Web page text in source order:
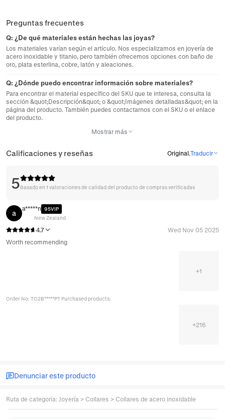
Preguntas frecuentes
Q: ¿De qué materiales están hechas las joyas?
Los materiales varían según el artículo. Nos especializamos en joyería de
acero inoxidable y titanio, pero también ofrecemos opciones con baño de
oro, plata esterlina, cobre, latón y aleaciones.
Q: ¿Dónde puedo encontrar información sobre materiales?
Para encontrar el material específico del SKU que te interesa, consulta la
sección &quot;Descripción&quot; o &quot;Imágenes detalladas&quot; en la
página del producto. También puedes contactarnos con el SKU o el enlace
del producto.
Mostrar más
Calificaciones y reseñas Original.Traducir
5Basado en 1 valoraciones de calidad del producto de compras verificadas
a
a*****n 95VIP
New Zealand
4.7
Wed Nov 05 2025
Worth recommending
+1
Order No: TO2B*****PT Purchased products:
+216
Denunciar este producto
Ruta de categoría: Joyería > Collares > Collares de acero inoxidable